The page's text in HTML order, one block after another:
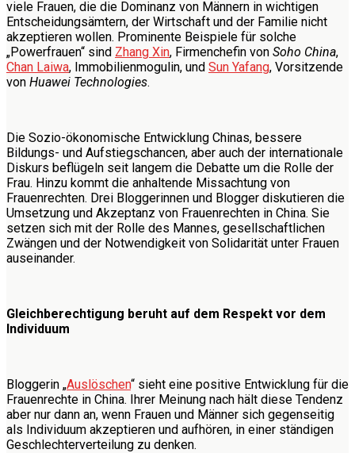
viele Frauen, die die Dominanz von Männern in wichtigen
Entscheidungsämtern, der Wirtschaft und der Familie nicht
akzeptieren wollen. Prominente Beispiele für solche
„Powerfrauen“ sind Zhang Xin, Firmenchefin von Soho China,
Chan Laiwa, Immobilienmogulin, und Sun Yafang, Vorsitzende
von Huawei Technologies.
Die Sozio-ökonomische Entwicklung Chinas, bessere
Bildungs- und Aufstiegschancen, aber auch der internationale
Diskurs beflügeln seit langem die Debatte um die Rolle der
Frau. Hinzu kommt die anhaltende Missachtung von
Frauenrechten. Drei Bloggerinnen und Blogger diskutieren die
Umsetzung und Akzeptanz von Frauenrechten in China. Sie
setzen sich mit der Rolle des Mannes, gesellschaftlichen
Zwängen und der Notwendigkeit von Solidarität unter Frauen
auseinander.
Gleichberechtigung beruht auf dem Respekt vor dem
Individuum
Bloggerin „Auslöschen“ sieht eine positive Entwicklung für die
Frauenrechte in China. Ihrer Meinung nach hält diese Tendenz
aber nur dann an, wenn Frauen und Männer sich gegenseitig
als Individuum akzeptieren und aufhören, in einer ständigen
Geschlechterverteilung zu denken.